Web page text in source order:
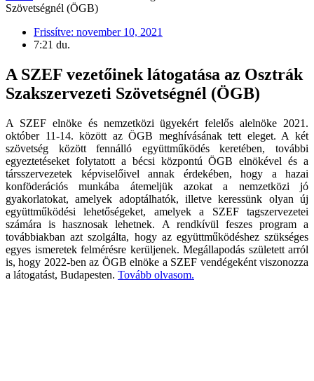
Szövetségnél (ÖGB)
Frissítve: november 10, 2021
7:21 du.
A SZEF vezetőinek látogatása az Osztrák
Szakszervezeti Szövetségnél (ÖGB)
A SZEF elnöke és nemzetközi ügyekért felelős alelnöke 2021.
október 11-14. között az ÖGB meghívásának tett eleget. A két
szövetség között fennálló együttműködés keretében, további
egyeztetéseket folytatott a bécsi központú ÖGB elnökével és a
társszervezetek képviselőivel annak érdekében, hogy a hazai
konföderációs munkába átemeljük azokat a nemzetközi jó
gyakorlatokat, amelyek adoptálhatók, illetve keressünk olyan új
együttműködési lehetőségeket, amelyek a SZEF tagszervezetei
számára is hasznosak lehetnek. A rendkívül feszes program a
továbbiakban azt szolgálta, hogy az együttműködéshez szükséges
egyes ismeretek felmérésre kerüljenek. Megállapodás született arról
is, hogy 2022-ben az ÖGB elnöke a SZEF vendégeként viszonozza
a látogatást, Budapesten. Tovább olvasom.